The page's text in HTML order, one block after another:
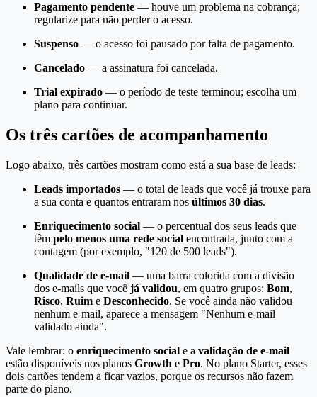
Pagamento pendente — houve um problema na cobrança;
regularize para não perder o acesso.
Suspenso — o acesso foi pausado por falta de pagamento.
Cancelado — a assinatura foi cancelada.
Trial expirado — o período de teste terminou; escolha um
plano para continuar.
Os três cartões de acompanhamento
Logo abaixo, três cartões mostram como está a sua base de leads:
Leads importados — o total de leads que você já trouxe para
a sua conta e quantos entraram nos últimos 30 dias.
Enriquecimento social — o percentual dos seus leads que
têm pelo menos uma rede social encontrada, junto com a
contagem (por exemplo, "120 de 500 leads").
Qualidade de e-mail — uma barra colorida com a divisão
dos e-mails que você já validou, em quatro grupos: Bom,
Risco, Ruim e Desconhecido. Se você ainda não validou
nenhum e-mail, aparece a mensagem "Nenhum e-mail
validado ainda".
Vale lembrar: o enriquecimento social e a validação de e-mail
estão disponíveis nos planos Growth e Pro. No plano Starter, esses
dois cartões tendem a ficar vazios, porque os recursos não fazem
parte do plano.